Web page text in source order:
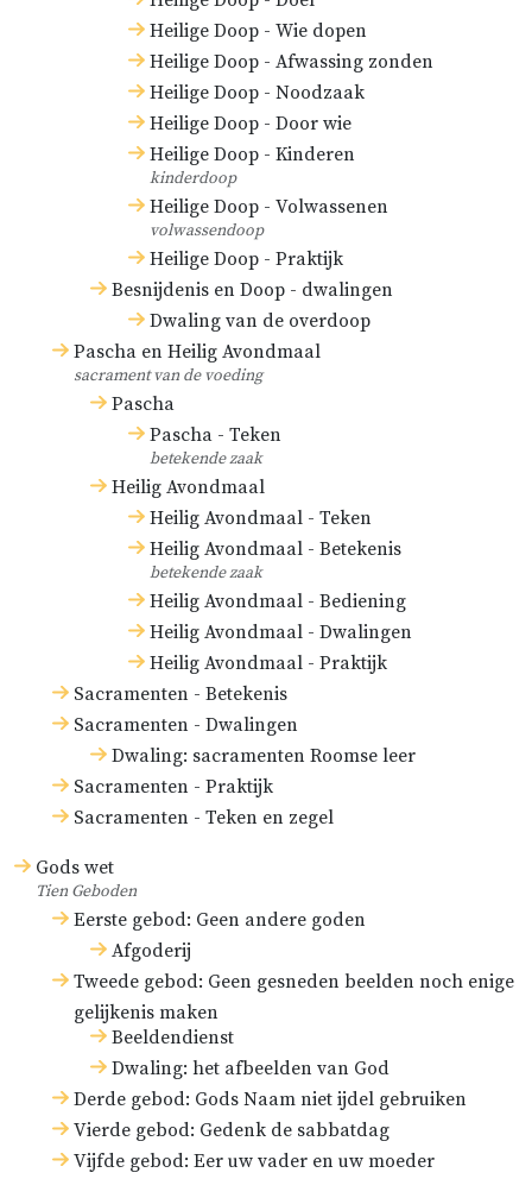
Heilige Doop - Wie dopen
Heilige Doop - Afwassing zonden
Heilige Doop - Noodzaak
Heilige Doop - Door wie
Heilige Doop - Kinderen
kinderdoop
Heilige Doop - Volwassenen
volwassendoop
Heilige Doop - Praktijk
Besnijdenis en Doop - dwalingen
Dwaling van de overdoop
Pascha en Heilig Avondmaal
sacrament van de voeding
Pascha
Pascha - Teken
betekende zaak
Heilig Avondmaal
Heilig Avondmaal - Teken
Heilig Avondmaal - Betekenis
betekende zaak
Heilig Avondmaal - Bediening
Heilig Avondmaal - Dwalingen
Heilig Avondmaal - Praktijk
Sacramenten - Betekenis
Sacramenten - Dwalingen
Dwaling: sacramenten Roomse leer
Sacramenten - Praktijk
Sacramenten - Teken en zegel
Gods wet
Tien Geboden
Eerste gebod: Geen andere goden
Afgoderij
Tweede gebod: Geen gesneden beelden noch enige
gelijkenis maken
Beeldendienst
Dwaling: het afbeelden van God
Derde gebod: Gods Naam niet ijdel gebruiken
Vierde gebod: Gedenk de sabbatdag
Vijfde gebod: Eer uw vader en uw moeder